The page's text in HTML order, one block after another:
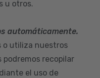
u otros.
automáticamente.
o utiliza nuestros
recopilar
el uso de